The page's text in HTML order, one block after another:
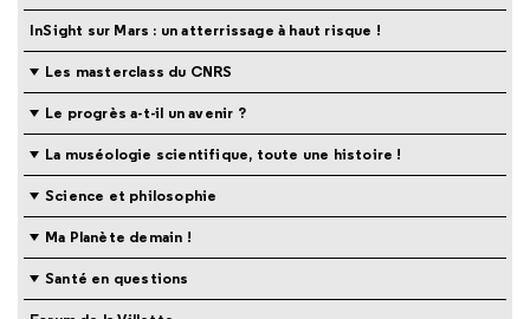
InSight sur Mars : un atterrissage à haut risque !
Les masterclass du CNRS
Le progrès a-t-il un avenir ?
La muséologie scientifique, toute une histoire !
Science et philosophie
Ma Planète demain !
Santé en questions